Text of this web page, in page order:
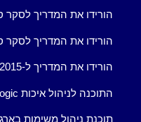
הורידו את המדריך לסקר
הורידו את המדריך לסקר
הורידו את המדריך ל-ISO 9001:2015
התוכנה לניהול איכות Q-Logic
תוכנת ניהול משימות